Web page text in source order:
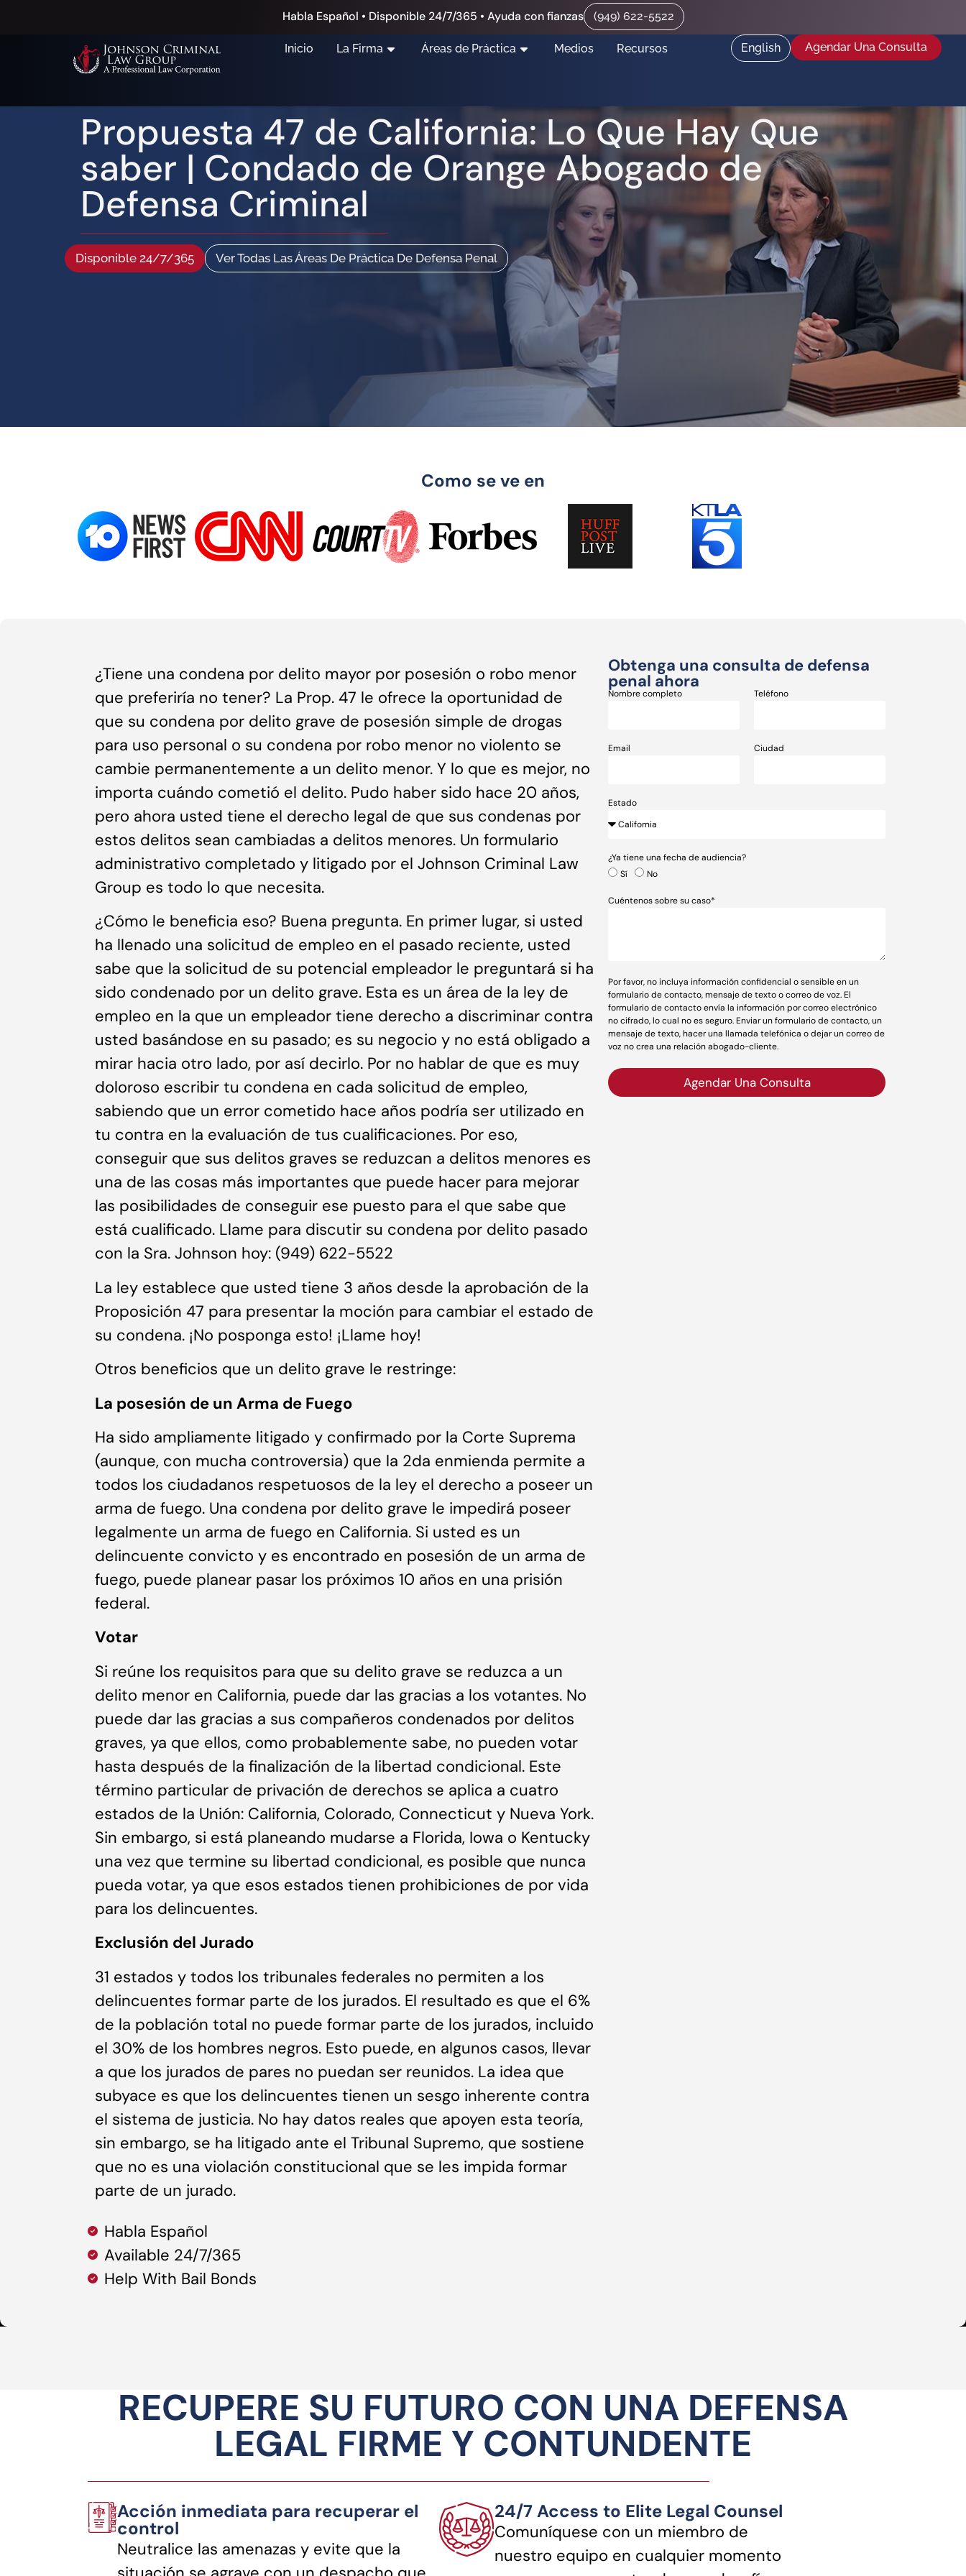
Habla Español • Disponible 24/7/365 • Ayuda con fianzas (949) 622-5522
Inicio La Firma Áreas de Práctica Medios Recursos English Agendar Una Consulta
Propuesta 47 de California: Lo Que Hay Que
saber | Condado de Orange Abogado de
Defensa Criminal
Disponible 24/7/365 Ver Todas Las Áreas De Práctica De Defensa Penal
Como se ve en
¿Tiene una condena por delito mayor por posesión o robo menor
que preferiría no tener? La Prop. 47 le ofrece la oportunidad de
que su condena por delito grave de posesión simple de drogas
para uso personal o su condena por robo menor no violento se
cambie permanentemente a un delito menor. Y lo que es mejor, no
importa cuándo cometió el delito. Pudo haber sido hace 20 años,
pero ahora usted tiene el derecho legal de que sus condenas por
estos delitos sean cambiadas a delitos menores. Un formulario
administrativo completado y litigado por el Johnson Criminal Law
Group es todo lo que necesita.
¿Cómo le beneficia eso? Buena pregunta. En primer lugar, si usted
ha llenado una solicitud de empleo en el pasado reciente, usted
sabe que la solicitud de su potencial empleador le preguntará si ha
sido condenado por un delito grave. Esta es un área de la ley de
empleo en la que un empleador tiene derecho a discriminar contra
usted basándose en su pasado; es su negocio y no está obligado a
mirar hacia otro lado, por así decirlo. Por no hablar de que es muy
doloroso escribir tu condena en cada solicitud de empleo,
sabiendo que un error cometido hace años podría ser utilizado en
tu contra en la evaluación de tus cualificaciones. Por eso,
conseguir que sus delitos graves se reduzcan a delitos menores es
una de las cosas más importantes que puede hacer para mejorar
las posibilidades de conseguir ese puesto para el que sabe que
está cualificado. Llame para discutir su condena por delito pasado
con la Sra. Johnson hoy: (949) 622-5522
La ley establece que usted tiene 3 años desde la aprobación de la
Proposición 47 para presentar la moción para cambiar el estado de
su condena. ¡No posponga esto! ¡Llame hoy!
Otros beneficios que un delito grave le restringe:
La posesión de un Arma de Fuego
Ha sido ampliamente litigado y confirmado por la Corte Suprema
(aunque, con mucha controversia) que la 2da enmienda permite a
todos los ciudadanos respetuosos de la ley el derecho a poseer un
arma de fuego. Una condena por delito grave le impedirá poseer
legalmente un arma de fuego en California. Si usted es un
delincuente convicto y es encontrado en posesión de un arma de
fuego, puede planear pasar los próximos 10 años en una prisión
federal.
Votar
Si reúne los requisitos para que su delito grave se reduzca a un
delito menor en California, puede dar las gracias a los votantes. No
puede dar las gracias a sus compañeros condenados por delitos
graves, ya que ellos, como probablemente sabe, no pueden votar
hasta después de la finalización de la libertad condicional. Este
término particular de privación de derechos se aplica a cuatro
estados de la Unión: California, Colorado, Connecticut y Nueva York.
Sin embargo, si está planeando mudarse a Florida, Iowa o Kentucky
una vez que termine su libertad condicional, es posible que nunca
pueda votar, ya que esos estados tienen prohibiciones de por vida
para los delincuentes.
Exclusión del Jurado
31 estados y todos los tribunales federales no permiten a los
delincuentes formar parte de los jurados. El resultado es que el 6%
de la población total no puede formar parte de los jurados, incluido
el 30% de los hombres negros. Esto puede, en algunos casos, llevar
a que los jurados de pares no puedan ser reunidos. La idea que
subyace es que los delincuentes tienen un sesgo inherente contra
el sistema de justicia. No hay datos reales que apoyen esta teoría,
sin embargo, se ha litigado ante el Tribunal Supremo, que sostiene
que no es una violación constitucional que se les impida formar
parte de un jurado.
Habla Español
Available 24/7/365
Help With Bail Bonds
Obtenga una consulta de defensa
penal ahora
Nombre completo Teléfono
Email Ciudad
Estado
¿Ya tiene una fecha de audiencia?
Sí
No
Cuéntenos sobre su caso*
Por favor, no incluya información confidencial o sensible en un
formulario de contacto, mensaje de texto o correo de voz. El
formulario de contacto envía la información por correo electrónico
no cifrado, lo cual no es seguro. Enviar un formulario de contacto, un
mensaje de texto, hacer una llamada telefónica o dejar un correo de
voz no crea una relación abogado-cliente.
Agendar Una Consulta
RECUPERE SU FUTURO CON UNA DEFENSA
LEGAL FIRME Y CONTUNDENTE
Acción inmediata para recuperar el
control
Neutralice las amenazas y evite que la
24/7 Access to Elite Legal Counsel
Comuníquese con un miembro de
nuestro equipo en cualquier momento